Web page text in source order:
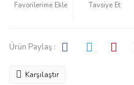
Tavsiye Et
Ürün Paylaş :
Karşılaştır